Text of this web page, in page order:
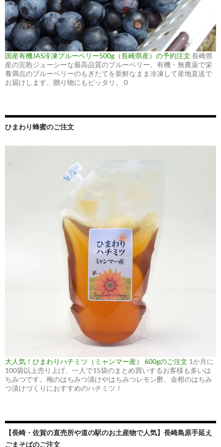
国産有機JAS冷凍ブルーベリー500g（長崎県産）の予約注文 長崎県
産の完熟ジューシーな最高品質のブルーベリー。有機・無農薬で栄
養満点のブルーベリーのもぎたてを新鮮なまま冷凍して産地直送で
お届けします。贈り物にもピッタリ。 0
ひまわり蜂蜜のご注文
大人気！ひまわりハチミツ（ミャンマー産） 600gのご注文 1か月に
100袋以上売り上げ、一人で15袋のまとめ買いするお客様も多いは
ちみつです。梅のはちみつ漬けやはちみつレモン酢、金柑のはちみ
つ漬けづくりにおすすめのハチミツ！
【長崎・佐賀の直売所や道の駅のお土産物で人気】長崎島原手延え
ごまそばのご注文